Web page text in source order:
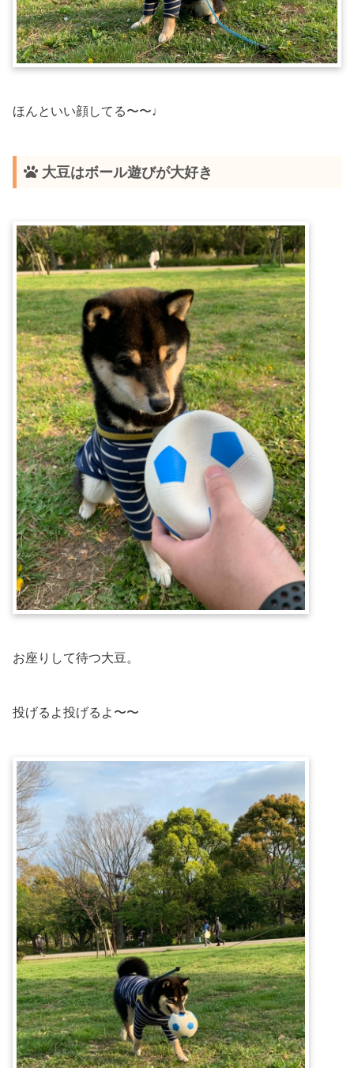
ほんといい顔してる〜〜♩
大豆はボール遊びが大好き
お座りして待つ大豆。
投げるよ投げるよ〜〜